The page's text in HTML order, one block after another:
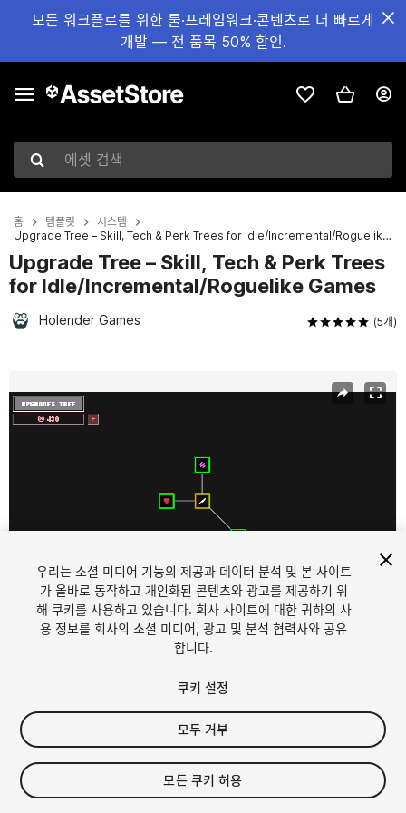
모든 워크플로를 위한 툴·프레임워크·콘텐츠로 더 빠르게
개발 — 전 품목 50% 할인.
에셋 검색
홈 템플릿
시스템
Upgrade Tree – Skill, Tech & Perk Trees for Idle/Incremental/Roguelike Games
Upgrade Tree – Skill, Tech & Perk Trees
for Idle/Incremental/Roguelike Games
Holender Games (5개)
1/ 7
$10
세금/부가세는 결제 시 반영됩니다.
우리는 소셜 미디어 기능의 제공과 데이터 분석 및 본 사이트
가 올바로 동작하고 개인화된 콘텐츠와 광고를 제공하기 위
해 쿠키를 사용하고 있습니다. 회사 사이트에 대한 귀하의 사
용 정보를 회사의 소셜 미디어, 광고 및 분석 협력사와 공유
합니다.
쿠키 설정
모두 거부
모든 쿠키 허용